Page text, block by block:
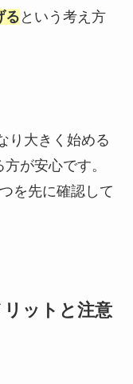
る という考え方
り大きく始める
が安心です。
を先に確認して
ットと注意